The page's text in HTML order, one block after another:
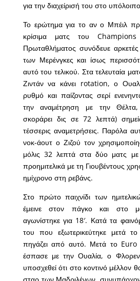
για την διαχείρισή του στο
Το ερώτημα για το αν ο Μπέιλ
κρίσιμα ματς του
Πρωταθλήματος συνόδευε
των Μερένγκες και ίσως
αυτό του τελικού. Στα τελευταία
Ζιντάν να κάνει rotation, ο
ρυθμό και παίζοντας σερί
την αναμέτρηση με την
σκοράρει δις σε 72 λεπτά)
τέσσερις αναμετρήσεις. Παρόλα
νοκ-άουτ ο Ζιζού τον
μόλις 32 λεπτά στα δύο ματς
προημιτελικά με τη Γιουβέντους
ημίχρονο στη ρεβάνς.
Στο πρώτο παιχνίδι των
έμεινε στον πάγκο και στο
αγωνίστηκε για 18′. Κατά τα
του που εξωτερικεύτηκε μετά
πηγάζει από αυτό. Μετά το
έσπασε με την Ουαλία, ο
υποσχεθεί ότι στο κοντινό μέλλον